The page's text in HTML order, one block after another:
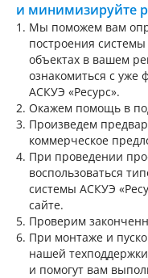
и минимизируйте
Мы поможем вам
построения
объектах в вашем
ознакомиться с
АСКУЭ «Ресурс».
Окажем помощь в
Произведем
коммерческое
При проведении
воспользоваться
системы АСКУЭ
сайте.
Проверим
При монтаже и
нашей
и помогут вам